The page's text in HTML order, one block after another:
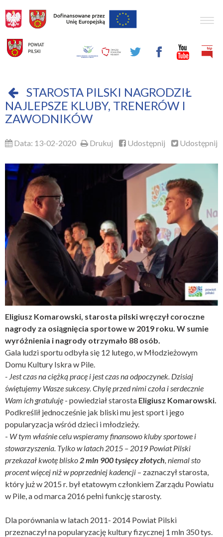
STAROSTA PILSKI NAGRODZIŁ
NAJLEPSZE KLUBY, TRENERÓW I
ZAWODNIKÓW
Data: 13-02-2020 Drukuj Udostępnij Udostępnij
Eligiusz Komarowski, starosta pilski wręczył coroczne
nagrody za osiągnięcia sportowe w 2019 roku. W sumie
wyróżnienia i nagrody otrzymało 88 osób.
Gala ludzi sportu odbyła się 12 lutego, w Młodzieżowym
Domu Kultury Iskra w Pile.
- Jest czas na ciężką pracę i jest czas na odpoczynek. Dzisiaj
świętujemy Wasze sukcesy. Chylę przed nimi czoła i serdecznie
Wam ich gratuluję - powiedział starosta Eligiusz Komarowski.
Podkreślił jednocześnie jak bliski mu jest sport i jego
popularyzacja wśród dzieci i młodzieży.
- W tym właśnie celu wspieramy finansowo kluby sportowe i
stowarzyszenia. Tylko w latach 2015 – 2019 Powiat Pilski
przekazał kwotę blisko2 mln 900 tysięcy złotych, niemal sto
procent więcej niż w poprzedniej kadencji – zaznaczył starosta,
który już w 2015 r. był etatowym członkiem Zarządu Powiatu
w Pile, a od marca 2016 pełni funkcję starosty.
Dla porównania w latach 2011- 2014 Powiat Pilski
przeznaczył na popularyzację kultury fizycznej 1 mln 350 tys.